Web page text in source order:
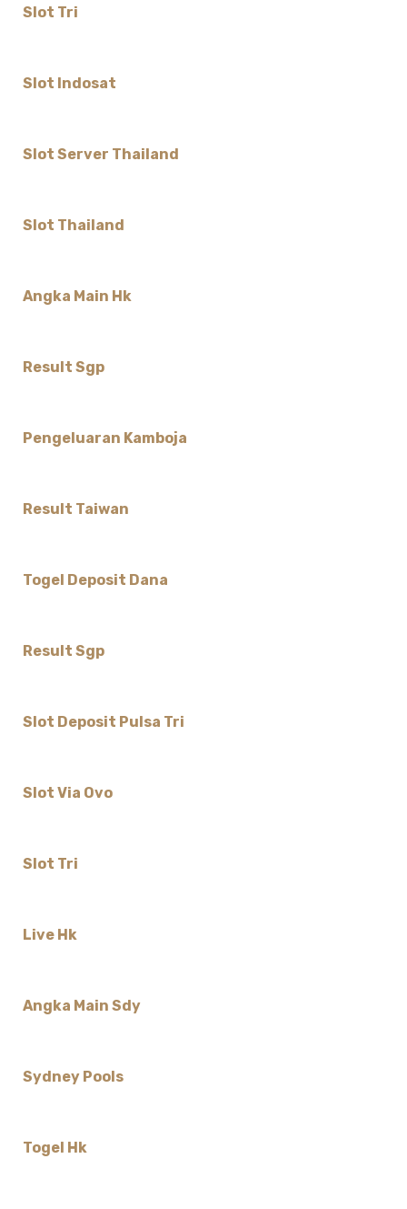
Slot Tri
Slot Indosat
Slot Server Thailand
Slot Thailand
Angka Main Hk
Result Sgp
Pengeluaran Kamboja
Result Taiwan
Togel Deposit Dana
Result Sgp
Slot Deposit Pulsa Tri
Slot Via Ovo
Slot Tri
Live Hk
Angka Main Sdy
Sydney Pools
Togel Hk